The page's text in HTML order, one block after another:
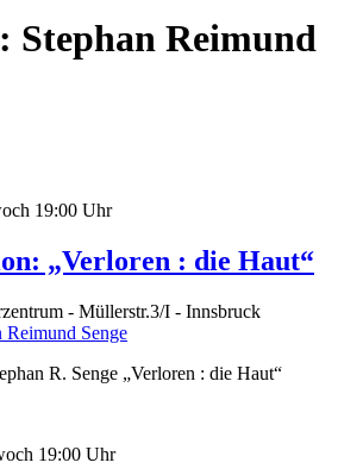
Stephan Reimund
19:00 Uhr
„Verloren : die Haut“
- Müllerstr.3/I - Innsbruck
Reimund Senge
R. Senge „Verloren : die Haut“
19:00 Uhr